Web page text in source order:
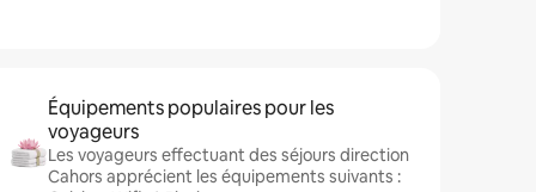
Équipements populaires pour les
voyageurs
Les voyageurs effectuant des séjours direction
Cahors apprécient les équipements suivants :